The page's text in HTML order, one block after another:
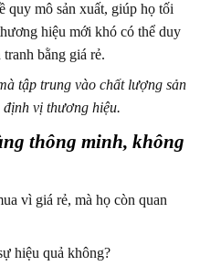
quy mô sản xuất, giúp họ tối
hiệu mới khó có thể duy
bằng giá rẻ.
tập trung vào chất lượng sản
vị thương hiệu.
thông minh, không
vì giá rẻ, mà họ còn quan
hiệu quả không?